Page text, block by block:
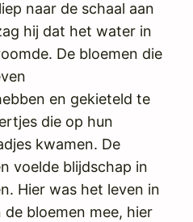
naar de schaal aan
hij dat het water in
De bloemen die
en gekieteld te
die op hun
kwamen. De
voelde blijdschap in
Hier was het leven in
bloemen mee, hier